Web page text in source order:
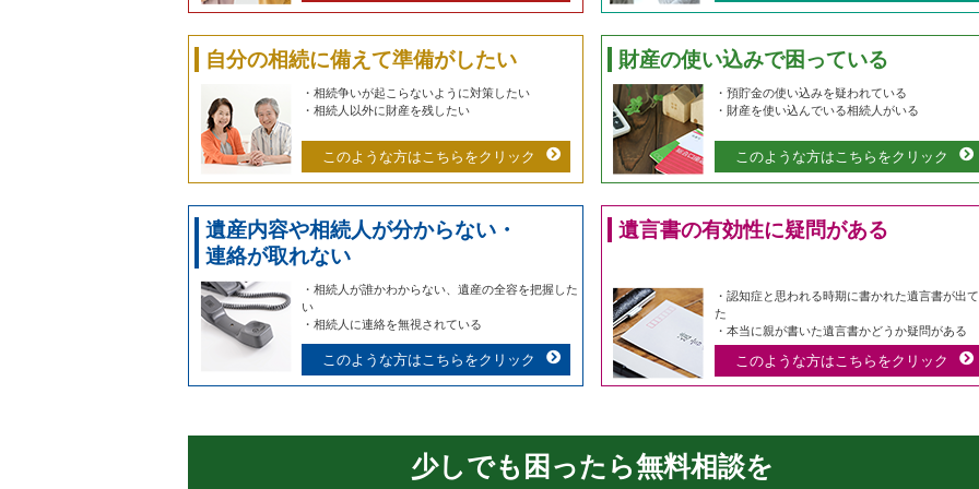
自分の相続に備えて準備がしたい
・相続争いが起こらないように対策したい
・相続人以外に財産を残したい
このような方はこちらをクリック
財産の使い込みで困っている
・預貯金の使い込みを疑われている
・財産を使い込んでいる相続人がいる
このような方はこちらをクリック
遺産内容や相続人が分からない・
連絡が取れない
・相続人が誰かわからない、遺産の全容を把握した
い
・相続人に連絡を無視されている
このような方はこちらをクリック
遺言書の有効性に疑問がある
・認知症と思われる時期に書かれた遺言書が出
た
・本当に親が書いた遺言書かどうか疑問がある
このような方はこちらをクリック
少しでも困ったら無料相談を